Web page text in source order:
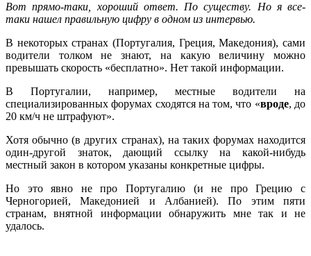
Вот прямо-таки, хороший ответ. По существу. Но я все-
таки нашел правильную цифру в одном из интервью.
В некоторых странах (Португалия, Греция, Македония), сами
водители толком не знают, на какую величину можно
превышать скорость «бесплатно». Нет такой информации.
В Португалии, например, местные водители на
специализированных форумах сходятся на том, что «вроде, до
20 км/ч не штрафуют».
Хотя обычно (в других странах), на таких форумах находится
один-другой знаток, дающий ссылку на какой-нибудь
местный закон в котором указаны конкретные цифры.
Но это явно не про Португалию (и не про Грецию с
Черногорией, Македонией и Албанией). По этим пяти
странам, внятной информации обнаружить мне так и не
удалось.